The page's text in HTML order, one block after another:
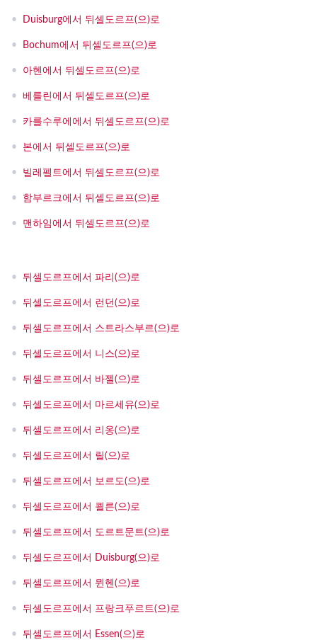
• Duisburg에서 뒤셀도르프(으)로
• Bochum에서 뒤셀도르프(으)로
• 아헨에서 뒤셀도르프(으)로
• 베를린에서 뒤셀도르프(으)로
• 카를수루에에서 뒤셀도르프(으)로
• 본에서 뒤셀도르프(으)로
• 빌레펠트에서 뒤셀도르프(으)로
• 함부르크에서 뒤셀도르프(으)로
• 맨하임에서 뒤셀도르프(으)로
• 뒤셀도르프에서 파리(으)로
• 뒤셀도르프에서 런던(으)로
• 뒤셀도르프에서 스트라스부르(으)로
• 뒤셀도르프에서 니스(으)로
• 뒤셀도르프에서 바젤(으)로
• 뒤셀도르프에서 마르세유(으)로
• 뒤셀도르프에서 리옹(으)로
• 뒤셀도르프에서 릴(으)로
• 뒤셀도르프에서 보르도(으)로
• 뒤셀도르프에서 쾰른(으)로
• 뒤셀도르프에서 도르트문트(으)로
• 뒤셀도르프에서 Duisburg(으)로
• 뒤셀도르프에서 뮌헨(으)로
• 뒤셀도르프에서 프랑크푸르트(으)로
• 뒤셀도르프에서 Essen(으)로